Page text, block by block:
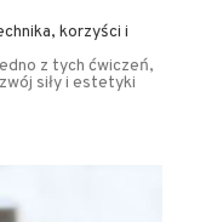
korzyści i
z tych ćwiczeń,
siły i estetyki